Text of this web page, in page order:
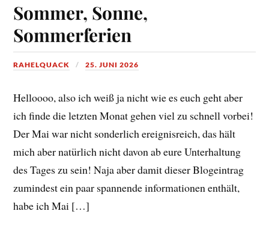
Sommer, Sonne,
Sommerferien
RAHELQUACK 25. JUNI 2026
Helloooo, also ich weiß ja nicht wie es euch geht aber
ich finde die letzten Monat gehen viel zu schnell vorbei!
Der Mai war nicht sonderlich ereignisreich, das hält
mich aber natürlich nicht davon ab eure Unterhaltung
des Tages zu sein! Naja aber damit dieser Blogeintrag
zumindest ein paar spannende informationen enthält,
habe ich Mai […]